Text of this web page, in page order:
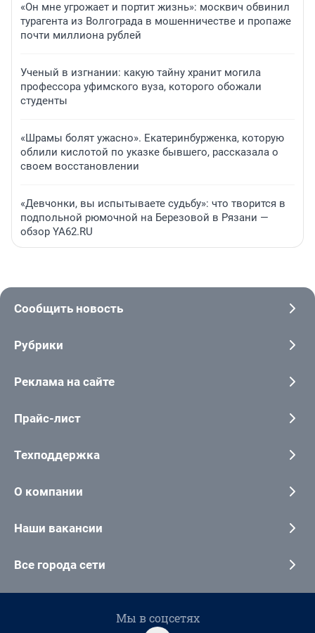
«Он мне угрожает и портит жизнь»: москвич обвинил
турагента из Волгограда в мошенничестве и пропаже
почти миллиона рублей
Ученый в изгнании: какую тайну хранит могила
профессора уфимского вуза, которого обожали
студенты
«Шрамы болят ужасно». Екатеринбурженка, которую
облили кислотой по указке бывшего, рассказала о
своем восстановлении
«Девчонки, вы испытываете судьбу»: что творится в
подпольной рюмочной на Березовой в Рязани —
обзор YA62.RU
Сообщить новость
Рубрики
Реклама на сайте
Прайс-лист
Техподдержка
О компании
Наши вакансии
Все города сети
Мы в соцсетях